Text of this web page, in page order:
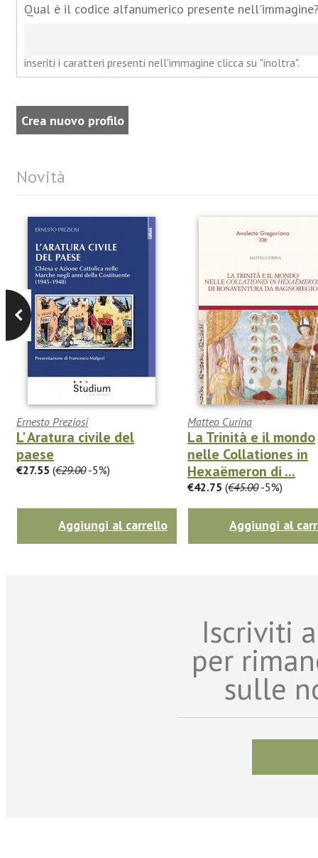
Qual è il codice alfanumerico presente
inseriti i caratteri presenti nell'immagine clicca su "inoltra".
Novità
Ernesto Preziosi
L' Aratura civile del
paese
€27.55 (€29.00-5%)
Aggiungi al carrello
Matteo Curina
La Trinità e il mondo
nelle Collationes in
Hexaëmeron di ...
€42.75 (€45.00-5%)
Aggiungi al
Iscriviti
per
sulle